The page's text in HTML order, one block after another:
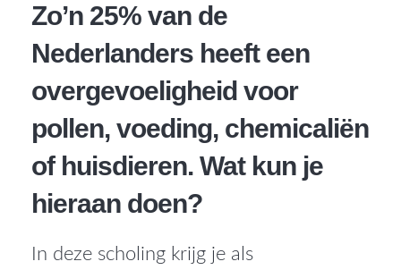
Zo’n 25% van de
Nederlanders heeft een
overgevoeligheid voor
pollen, voeding, chemicaliën
of huisdieren. Wat kun je
hieraan doen?
In deze scholing krijg je als